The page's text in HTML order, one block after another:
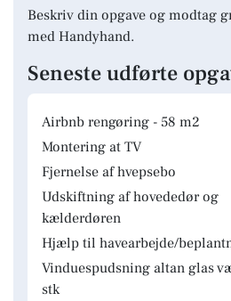
Beskriv din opgave og modtag
med Handyhand.
Seneste udførte
Airbnb rengøring - 58 m2
Montering at TV
Fjernelse af hvepsebo
Udskiftning af hovededør og
kælderdøren
Hjælp til havearbejde/
Vinduespudsning altan glas
stk